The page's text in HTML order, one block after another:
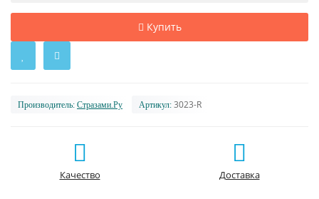
Купить
Производитель: Стразами.Ру Артикул: 3023-R
Качество Доставка